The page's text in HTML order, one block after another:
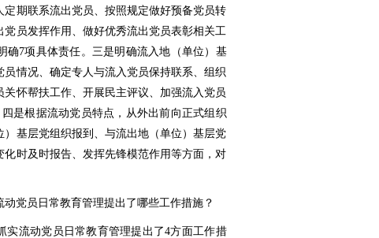
期联系流出党员、按照规定做好预备党员转
员发挥作用、做好优秀流出党员表彰相关工
确7项具体责任。三是明确流入地（单位）基
情况、确定专人与流入党员保持联系、组织
怀帮扶工作、开展民主评议、加强流入党员
是根据流动党员特点，从外出前向正式组织
基层党组织报到、与流出地（单位）基层党
时及时报告、发挥先锋模范作用等方面，对
党员日常教育管理提出了哪些工作措施？
实流动党员日常教育管理提出了4方面工作措